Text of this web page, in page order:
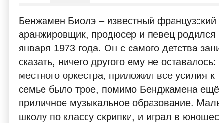
Бенжамен Биолэ – известный французский
аранжировщик, продюсер и певец родился
января 1973 года. Он с самого детства
сказать, ничего другого ему не
местного оркестра, приложил все усилия
семье было трое, помимо Бенджамена ещё
приличное музыкальное образование.
школу по классу скрипки, и играл в